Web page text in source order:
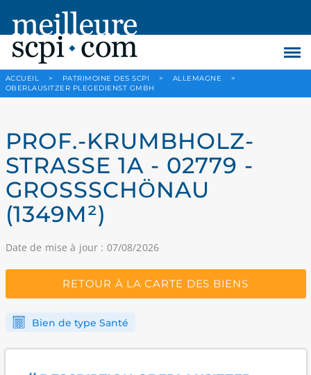
ACCUEIL > PATRIMOINE DES SCPI > ALLEMAGNE
>
OBERLAUSITZER PLEGEDIENST GMBH
PROF.-KRUMBHOLZ-
STRASSE 1A - 02779 -
GROSSSCHÖNAU (
1349M²)
Date de mise à jour : 07/08/2026
RETOUR À LA CARTE DES BIENS
Bien de type Santé